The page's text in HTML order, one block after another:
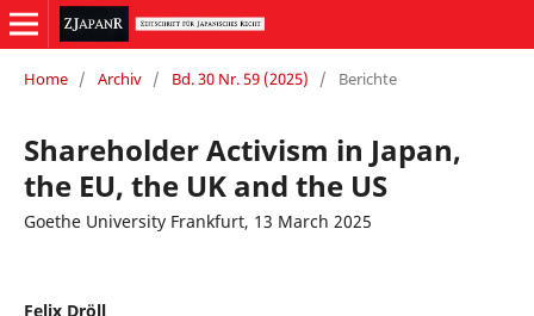
Home / Archiv / Bd. 30 Nr. 59 (2025) / Berichte
Shareholder Activism in Japan,
the EU, the UK and the US
Goethe University Frankfurt, 13 March 2025
Felix Dröll